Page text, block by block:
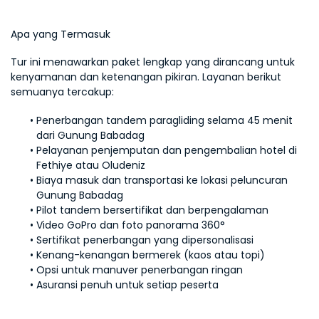
Apa yang Termasuk
Tur ini menawarkan paket lengkap yang dirancang untuk
kenyamanan dan ketenangan pikiran. Layanan berikut
semuanya tercakup:
Penerbangan tandem paragliding selama 45 menit
dari Gunung Babadag
Pelayanan penjemputan dan pengembalian hotel di
Fethiye atau Oludeniz
Biaya masuk dan transportasi ke lokasi peluncuran
Gunung Babadag
Pilot tandem bersertifikat dan berpengalaman
Video GoPro dan foto panorama 360°
Sertifikat penerbangan yang dipersonalisasi
Kenang-kenangan bermerek (kaos atau topi)
Opsi untuk manuver penerbangan ringan
Asuransi penuh untuk setiap peserta